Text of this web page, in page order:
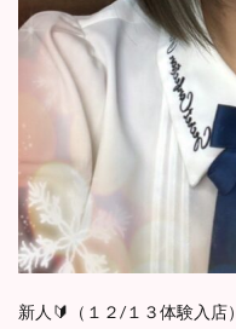
新人🔰（１２/１３体験入店）